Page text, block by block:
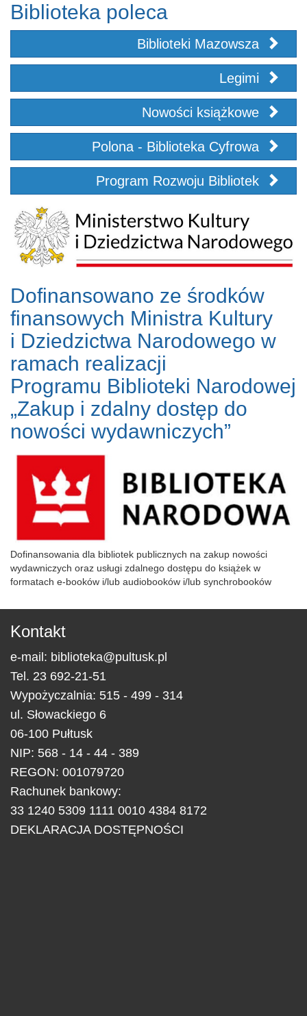
Biblioteka poleca
Biblioteki Mazowsza
Legimi
Nowości książkowe
Polona - Biblioteka Cyfrowa
Program Rozwoju Bibliotek
Dofinansowano ze środków
finansowych Ministra Kultury
i Dziedzictwa Narodowego w
ramach realizacji
Programu Biblioteki Narodowej
„Zakup i zdalny dostęp do
nowości wydawniczych”
Dofinansowania dla bibliotek publicznych na zakup nowości
wydawniczych oraz usługi zdalnego dostępu do książek w
formatach e-booków i/lub audiobooków i/lub synchrobooków
Kontakt
e-mail: biblioteka@pultusk.pl
Tel. 23 692-21-51
Wypożyczalnia: 515 - 499 - 314
ul. Słowackiego 6
06-100 Pułtusk
NIP: 568 - 14 - 44 - 389
REGON: 001079720
Rachunek bankowy:
33 1240 5309 1111 0010 4384 8172
DEKLARACJA DOSTĘPNOŚCI